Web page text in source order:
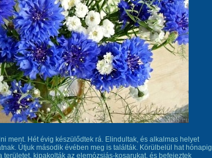
ment. Hét évig készülődtek rá. Elindultak, és alkalmas helyet
Útjuk második évében meg is találták. Körülbelül hat hónapig
területet, kipakolták az elemózsiás-kosarukat, és befejeztek